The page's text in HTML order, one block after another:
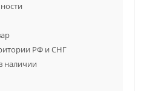
РФ и СНГ
наличии